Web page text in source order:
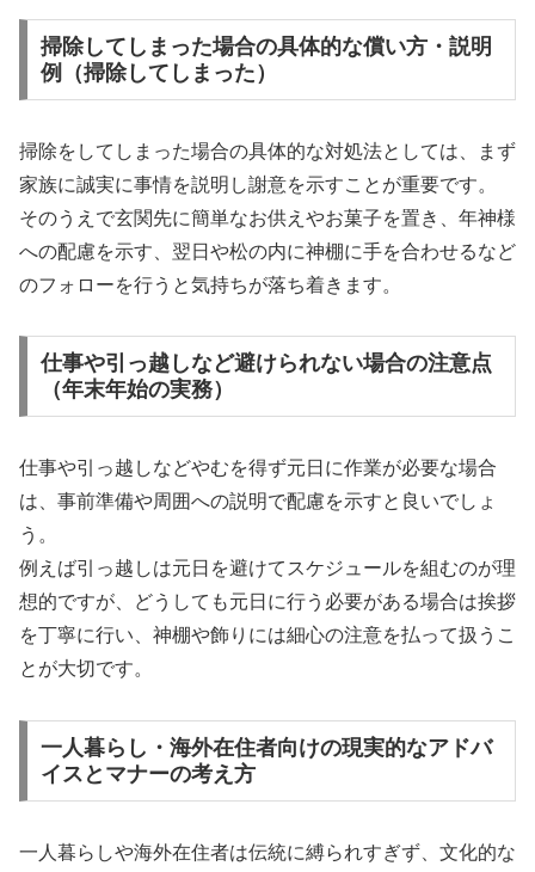
掃除してしまった場合の具体的な償い方・説明
例（掃除してしまった）
掃除をしてしまった場合の具体的な対処法としては、まず
家族に誠実に事情を説明し謝意を示すことが重要です。
そのうえで玄関先に簡単なお供えやお菓子を置き、年神様
への配慮を示す、翌日や松の内に神棚に手を合わせるなど
のフォローを行うと気持ちが落ち着きます。
仕事や引っ越しなど避けられない場合の注意点
（年末年始の実務）
仕事や引っ越しなどやむを得ず元日に作業が必要な場合
は、事前準備や周囲への説明で配慮を示すと良いでしょ
う。
例えば引っ越しは元日を避けてスケジュールを組むのが理
想的ですが、どうしても元日に行う必要がある場合は挨拶
を丁寧に行い、神棚や飾りには細心の注意を払って扱うこ
とが大切です。
一人暮らし・海外在住者向けの現実的なアドバ
イスとマナーの考え方
一人暮らしや海外在住者は伝統に縛られすぎず、文化的な